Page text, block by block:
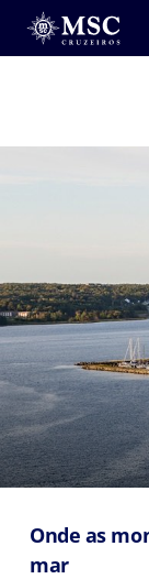
Onde as
mar